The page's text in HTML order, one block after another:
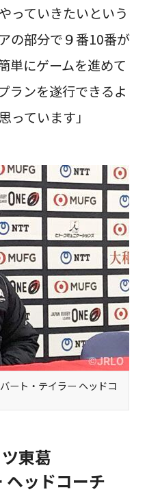
っていきたいという
の部分で９番10番が
単にゲームを進めて
ランを遂行できるよ
っています」
ート・テイラー ヘッドコ
東葛
ヘッドコーチ